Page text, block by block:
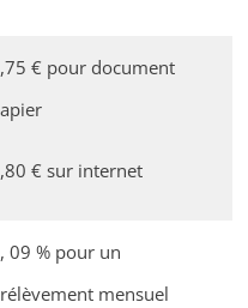
€ pour document
€ sur internet
09 % pour un
mensuel